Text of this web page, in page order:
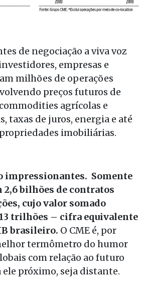
de negociação a viva voz
empresas e
milhões de operações
preços futuros de
agrícolas e
taxas de juros, energia e até
imobiliárias.
impressionantes. Somente
2,6 bilhões de contratos
cujo valor somado
trilhões – cifra equivalente
brasileiro. O CME é, por
termômetro do humor
com relação ao futuro
ele próximo, seja distante.